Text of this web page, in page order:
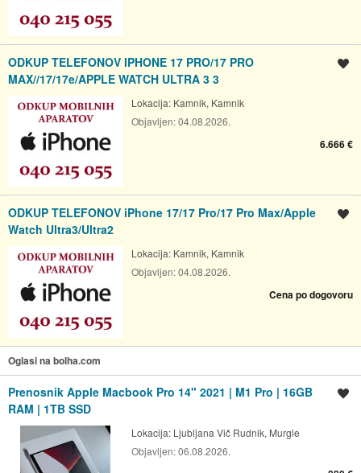
ODKUP TELEFONOV IPHONE 17 PRO/17 PRO
MAX//17/17e/APPLE WATCH ULTRA 3 3
Lokacija: Kamnik, Kamnik
Objavljen:04.08.2026.
6.666 €
ODKUP TELEFONOV iPhone 17/17 Pro/17 Pro Max/Apple
Watch Ultra3/Ultra2
Lokacija: Kamnik, Kamnik
Objavljen:04.08.2026.
Cena po dogovoru
Oglasi na bolha.com
Prenosnik Apple Macbook Pro 14" 2021 | M1 Pro | 16GB
RAM | 1TB SSD
Lokacija: Ljubljana Vič Rudnik, Murgle
Objavljen:06.08.2026.